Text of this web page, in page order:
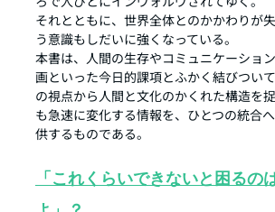
それとともに、世界全体とのかかわりが
う意識もしだいに強くなっている。
本書は、人間の生存やコミュニケーショ
画といった今日的課項とふかく結びつい
の視点から人間と文化のかくれた構造を
も急速に変化する情報を、ひとつの統合
供するものである。
「これくらいできないと困るの